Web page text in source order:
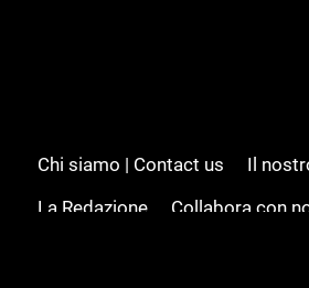
Chi siamo | Contact us
Il
La Redazione
Collabora con